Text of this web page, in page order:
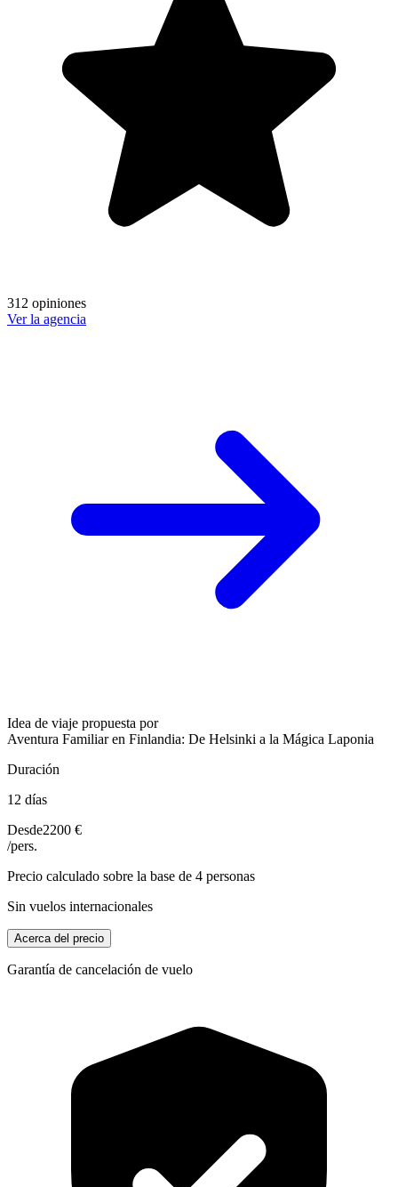
312 opiniones
Ver la agencia
Idea de viaje propuesta por
Aventura Familiar en Finlandia: De Helsinki a la Mágica Laponia
Duración
12 días
Desde2200 €
/pers.
Precio calculado sobre la base de 4 personas
Sin vuelos internacionales
Acerca del precio
Garantía de cancelación de vuelo